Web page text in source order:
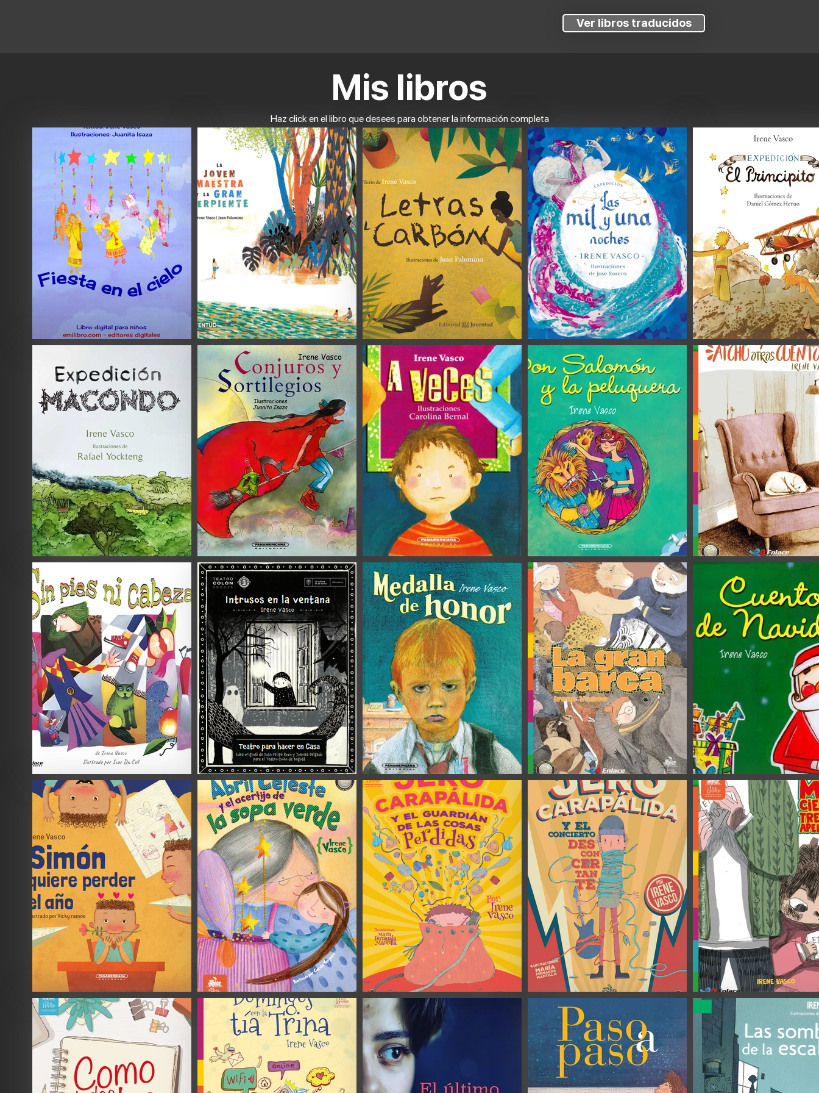
Ver libros traducidos
Mis libros
Haz click en el libro que desees para obtener la información completa